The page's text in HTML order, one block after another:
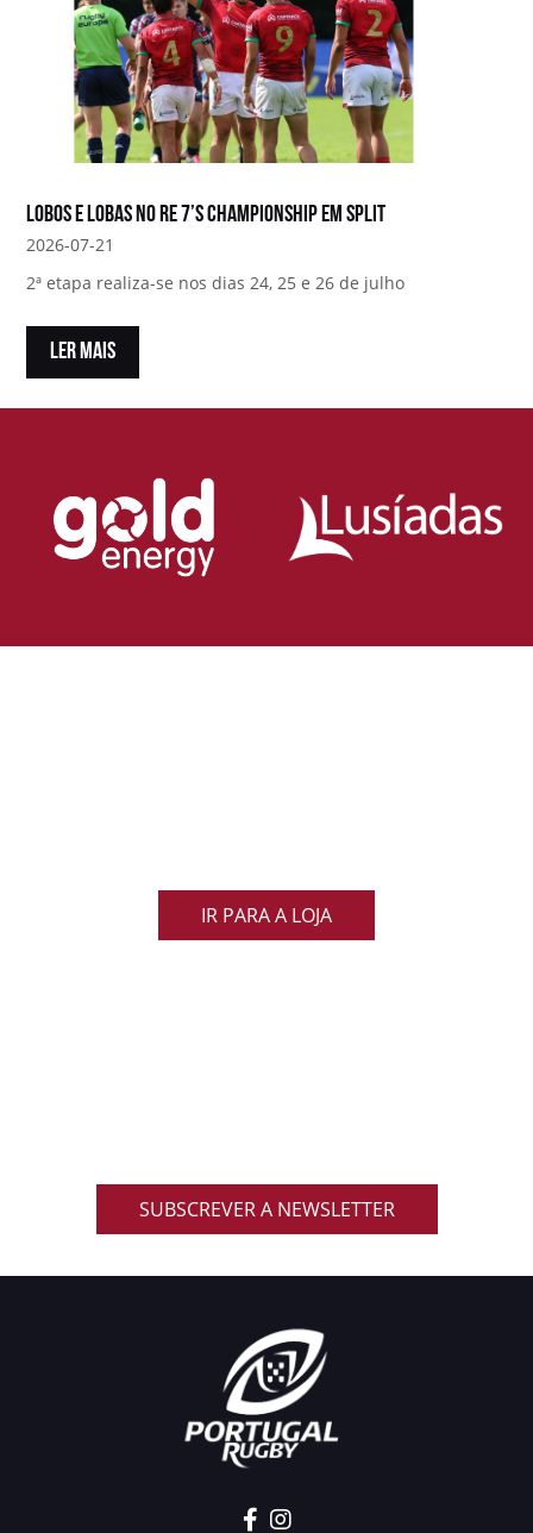
Lobos e Lobas no RE 7’s Championship em Split
2026-07-21
2ª etapa realiza-se nos dias 24, 25 e 26 de julho
LER MAIS
IR PARA A LOJA
SUBSCREVER A NEWSLETTER